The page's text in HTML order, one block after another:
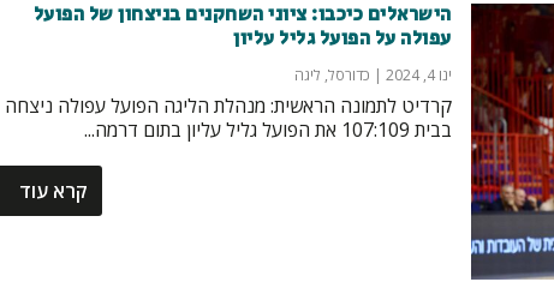
הישראלים כיכבו: ציוני השחקנים בניצחון של הפועל
עפולה על הפועל גליל עליון
ינו 4, 2024 | כדורסל, ליגה
קרדיט לתמונה הראשית: מנהלת הליגה הפועל עפולה ניצחה
בבית 107:109 את הפועל גליל עליון בתום דרמה...
קרא עוד